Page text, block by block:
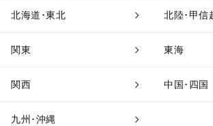
北海道･東北 北陸･甲信
関東 東海
関西 中国･四国
九州･沖縄